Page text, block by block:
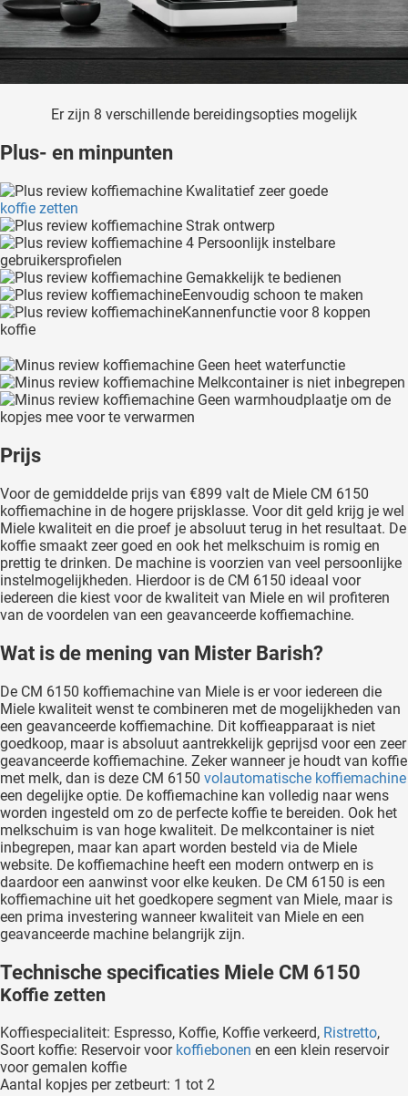
Er zijn 8 verschillende bereidingsopties mogelijk
Plus- en minpunten
Kwalitatief zeer goede
koffie zetten
Strak ontwerp
4 Persoonlijk instelbare
gebruikersprofielen
Gemakkelijk te bedienen
Eenvoudig schoon te maken
Kannenfunctie voor 8 koppen
koffie
Geen heet waterfunctie
Melkcontainer is niet inbegrepen
Geen warmhoudplaatje om de
kopjes mee voor te verwarmen
Prijs
Voor de gemiddelde prijs van €899 valt de Miele CM 6150
koffiemachine in de hogere prijsklasse. Voor dit geld krijg je wel
Miele kwaliteit en die proef je absoluut terug in het resultaat. De
koffie smaakt zeer goed en ook het melkschuim is romig en
prettig te drinken. De machine is voorzien van veel persoonlijke
instelmogelijkheden. Hierdoor is de CM 6150 ideaal voor
iedereen die kiest voor de kwaliteit van Miele en wil profiteren
van de voordelen van een geavanceerde koffiemachine.
Wat is de mening van Mister Barish?
De CM 6150 koffiemachine van Miele is er voor iedereen die
Miele kwaliteit wenst te combineren met de mogelijkheden van
een geavanceerde koffiemachine. Dit koffieapparaat is niet
goedkoop, maar is absoluut aantrekkelijk geprijsd voor een zeer
geavanceerde koffiemachine. Zeker wanneer je houdt van koffie
met melk, dan is deze CM 6150 volautomatische koffiemachine
een degelijke optie. De koffiemachine kan volledig naar wens
worden ingesteld om zo de perfecte koffie te bereiden. Ook het
melkschuim is van hoge kwaliteit. De melkcontainer is niet
inbegrepen, maar kan apart worden besteld via de Miele
website. De koffiemachine heeft een modern ontwerp en is
daardoor een aanwinst voor elke keuken. De CM 6150 is een
koffiemachine uit het goedkopere segment van Miele, maar is
een prima investering wanneer kwaliteit van Miele en een
geavanceerde machine belangrijk zijn.
Technische specificaties Miele CM 6150
Koffie zetten
Koffiespecialiteit: Espresso, Koffie, Koffie verkeerd, Ristretto,
Soort koffie: Reservoir voor koffiebonen en een klein reservoir
voor gemalen koffie
Aantal kopjes per zetbeurt: 1 tot 2